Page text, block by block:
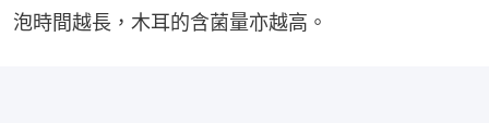
泡時間越長，木耳的含菌量亦越高。